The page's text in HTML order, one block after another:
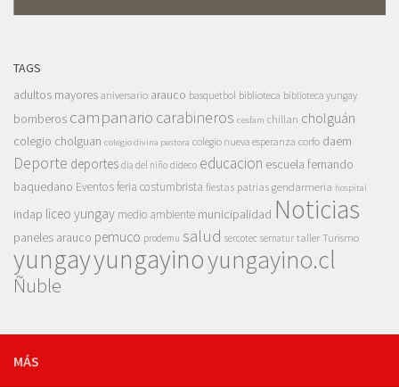
TAGS
adultos mayores aniversario arauco basquetbol biblioteca biblioteca yungay
bomberos campanario carabineros cesfam chillan cholguán
colegio cholguan colegio divina pastora colegio nueva esperanza corfo daem
Deporte deportes dia del niño dideco educacion escuela fernando
baquedano Eventosferia costumbrista fiestas patrias gendarmeria hospital
indap liceo yungay medio ambiente municipalidad Noticias
paneles arauco pemuco prodemu salud sercotec sernatur taller Turismo
yungayyungayinoyungayino.cl
Ñuble
MÁS